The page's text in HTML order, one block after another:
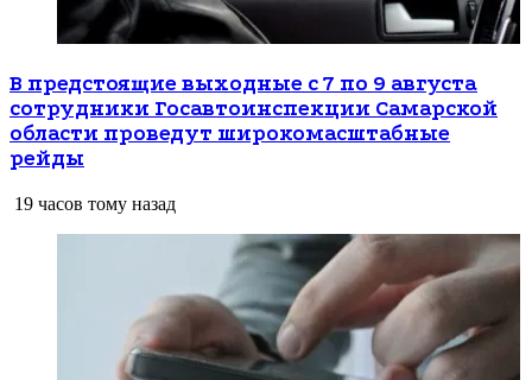
В предстоящие выходные с 7 по 9 августа
сотрудники Госавтоинспекции Самарской
области проведут широкомасштабные
рейды
19 часов тому назад